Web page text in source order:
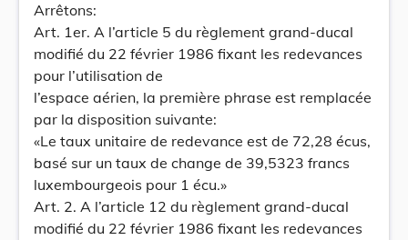
Arrêtons:
Art. 1er. A l’article 5 du règlement grand-ducal
modifié du 22 février 1986 fixant les redevances
pour l’utilisation de
l’espace aérien, la première phrase est remplacée
par la disposition suivante:
«Le taux unitaire de redevance est de 72,28 écus,
basé sur un taux de change de 39,5323 francs
luxembourgeois pour 1 écu.»
Art. 2. A l’article 12 du règlement grand-ducal
modifié du 22 février 1986 fixant les redevances